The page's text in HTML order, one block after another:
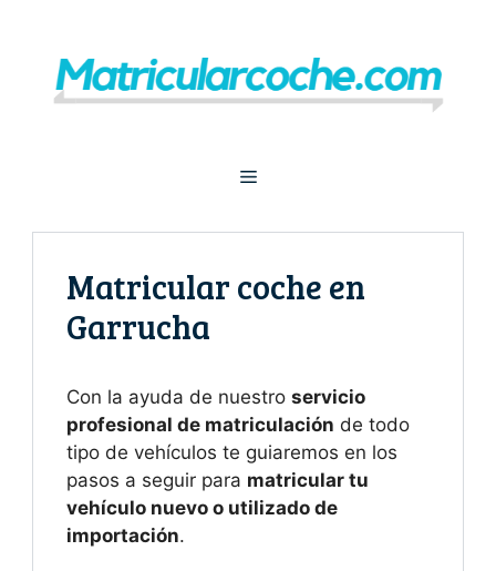
contenido
Menú
Matricular coche en
Garrucha
Con la ayuda de nuestro servicio
profesional de matriculación de todo
tipo de vehículos te guiaremos en los
pasos a seguir para matricular tu
vehículo nuevo o utilizado de
importación.